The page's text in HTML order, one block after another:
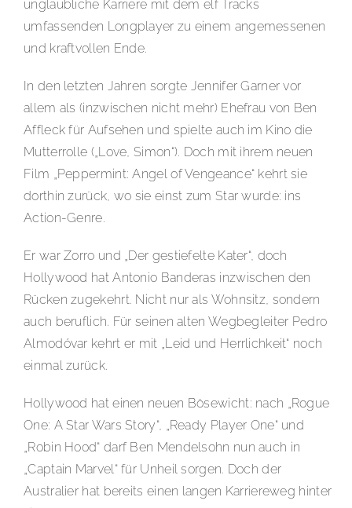
unglaubliche Karriere mit dem elf Tracks
umfassenden Longplayer zu einem angemessenen
und kraftvollen Ende.
In den letzten Jahren sorgte Jennifer Garner vor
allem als (inzwischen nicht mehr) Ehefrau von Ben
Affleck für Aufsehen und spielte auch im Kino die
Mutterrolle („Love, Simon“). Doch mit ihrem neuen
Film „Peppermint: Angel of Vengeance“ kehrt sie
dorthin zurück, wo sie einst zum Star wurde: ins
Action-Genre.
Er war Zorro und „Der gestiefelte Kater“, doch
Hollywood hat Antonio Banderas inzwischen den
Rücken zugekehrt. Nicht nur als Wohnsitz, sondern
auch beruflich. Für seinen alten Wegbegleiter Pedro
Almodóvar kehrt er mit „Leid und Herrlichkeit“ noch
einmal zurück.
Hollywood hat einen neuen Bösewicht: nach „Rogue
One: A Star Wars Story“, „Ready Player One“ und
„Robin Hood“ darf Ben Mendelsohn nun auch in
„Captain Marvel“ für Unheil sorgen. Doch der
Australier hat bereits einen langen Karriereweg hinter